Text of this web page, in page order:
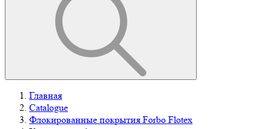
Главная
Catalogue
Флокированные покрытия Forbo Flotex